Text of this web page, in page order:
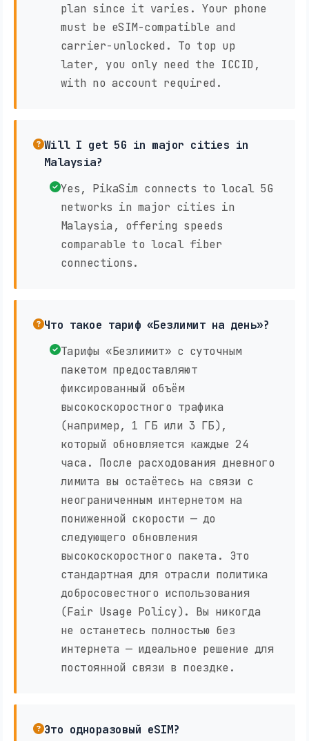
plan since it varies. Your phone
must be eSIM-compatible and
carrier-unlocked. To top up
later, you only need the ICCID,
with no account required.
Will I get 5G in major cities in
Malaysia?
Yes, PikaSim connects to local 5G
networks in major cities in
Malaysia, offering speeds
comparable to local fiber
connections.
Что такое тариф «Безлимит на день»?
Тарифы «Безлимит» с суточным
пакетом предоставляют
фиксированный объём
высокоскоростного трафика
(например, 1 ГБ или 3 ГБ),
который обновляется каждые 24
часа. После расходования дневного
лимита вы остаётесь на связи с
неограниченным интернетом на
пониженной скорости — до
следующего обновления
высокоскоростного пакета. Это
стандартная для отрасли политика
добросовестного использования
(Fair Usage Policy). Вы никогда
не останетесь полностью без
интернета — идеальное решение для
постоянной связи в поездке.
Это одноразовый eSIM?